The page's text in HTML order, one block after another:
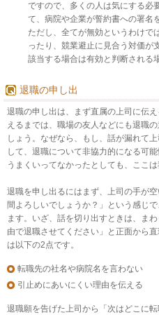
ですので、多くの人は気にする必
て、病院や企業が誓約書への署名
ただし、全てが無効というわけで
ったり、競業避止に見合う対価が
該当する場合は有効と判断される
退職の申し出
退職の申し出は、まず直属の上司に伝
えるまでは、職場の友人などにも退職
しょう。なぜなら、もし、話が漏れて
して、退職について非協力的になる可
うまくいってなかったとしても、ここ
退職を申し出るにはまず、上司の手が
間よろしいでしょうか？」という感じ
ます。いざ、話を切り出すときは、ま
由で退職させてください」と正面から
は以下の2点です。
転職先の社名や病院名を言わない
引止めにあいにくい理由を伝える
退職願を告げた上司から「次はどこに